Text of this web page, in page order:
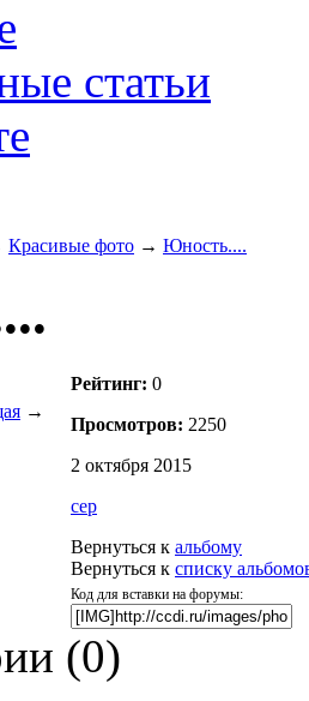
статьи
Красивые фото → Юность....
→
Рейтинг: 0
Просмотров: 2250
2 октября 2015
сep
Вернуться к альбому
Вернуться к списку
Код для вставки на форумы:
(0)